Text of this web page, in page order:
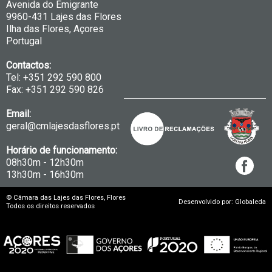
Avenida do Emigrante
9960-431 Lajes das Flores
Ilha das Flores, Açores
Portugal
Contactos:
Tel: +351 292 590 800
Fax: +351 292 590 826
Email:
geral@cmlajesdasflores.pt
Horário de funcionamento:
08h30m - 12h30m
13h30m - 16h30m
© Câmara das Lajes das Flores, Flores
Todos os direitos reservados
Desenvolvido por: Globaleda